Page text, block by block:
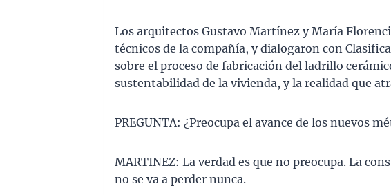
Los arquitectos Gustavo Martínez y María
técnicos de la compañía, y dialogaron con
sobre el proceso de fabricación del ladrillo
sustentabilidad de la vivienda, y la realidad que
PREGUNTA: ¿Preocupa el avance de los nuevos
MARTINEZ: La verdad es que no preocupa. La
no se va a perder nunca.